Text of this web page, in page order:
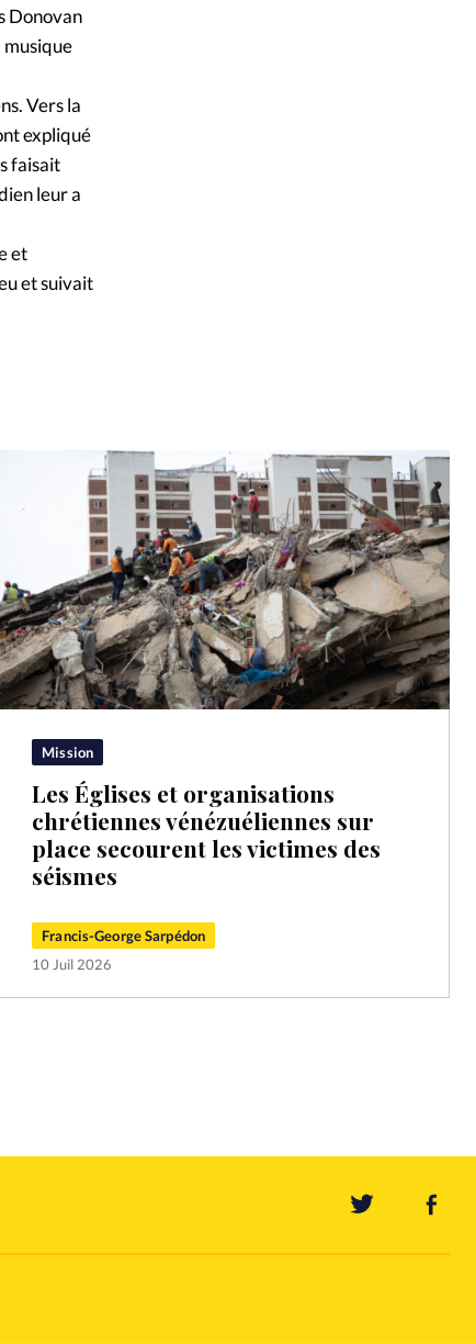
Donovan
musique
Vers la
expliqué
faisait
leur a
et
et suivait
Mission
Les Églises et organisations
chrétiennes vénézuéliennes sur
place secourent les victimes des
séismes
Francis-George Sarpédon
10 Juil 2026